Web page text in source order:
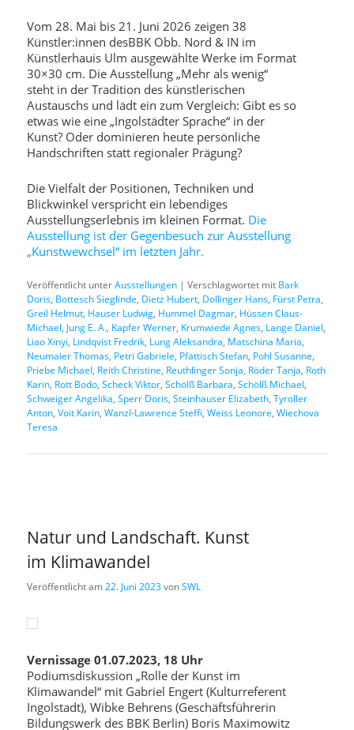
Vom 28. Mai bis 21. Juni 2026 zeigen 38
Künstler:innen desBBK Obb. Nord & IN im
Künstlerhauis Ulm ausgewählte Werke im Format
30×30 cm. Die Ausstellung „Mehr als wenig“
steht in der Tradition des künstlerischen
Austauschs und lädt ein zum Vergleich: Gibt es so
etwas wie eine „Ingolstädter Sprache“ in der
Kunst? Oder dominieren heute persönliche
Handschriften statt regionaler Prägung?
Die Vielfalt der Positionen, Techniken und
Blickwinkel verspricht ein lebendiges
Ausstellungserlebnis im kleinen Format. Die
Ausstellung ist der Gegenbesuch zur Ausstellung
„Kunstwewchsel“ im letzten Jahr.
Veröffentlicht unterAusstellungen |Verschlagwortet mit Bark
Doris, Bottesch Sieglinde, Dietz Hubert, Dollinger Hans, Fürst Petra,
Greil Helmut, Hauser Ludwig, Hummel Dagmar, Hüssen Claus-
Michael, Jung E. A., Kapfer Werner, Krumwiede Agnes, Lange Daniel,
Liao Xinyi, Lindqvist Fredrik, Lung Aleksandra, Matschina Maria,
Neumaier Thomas, Petri Gabriele, Pfättisch Stefan, Pohl Susanne,
Priebe Michael, Reith Christine, Reuthlinger Sonja, Röder Tanja, Roth
Karin, Rott Bodo,Scheck Viktor,Schölß Barbara,Schölß Michael,
Schweiger Angelika,Sperr Doris,Steinhauser Elizabeth,Tyroller
Anton,Voit Karin,Wanzl-Lawrence Steffi,Weiss Leonore,Wiechova
Teresa
Natur und Landschaft. Kunst
im Klimawandel
Veröffentlicht am22. Juni 2023vonSWL
Vernissage 01.07.2023, 18 Uhr
Podiumsdiskussion „Rolle der Kunst im
Klimawandel“ mit Gabriel Engert (Kulturreferent
Ingolstadt), Wibke Behrens (Geschäftsführerin
Bildungswerk des BBK Berlin) Boris Maximowitz